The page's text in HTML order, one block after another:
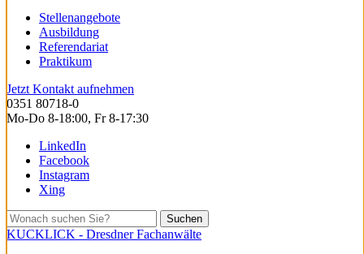
Stellenangebote
Ausbildung
Referendariat
Praktikum
Jetzt Kontakt aufnehmen
0351 80718-0
Mo-Do 8-18:00, Fr 8-17:30
LinkedIn
Facebook
Instagram
Xing
Suchen
KUCKLICK - Dresdner Fachanwälte